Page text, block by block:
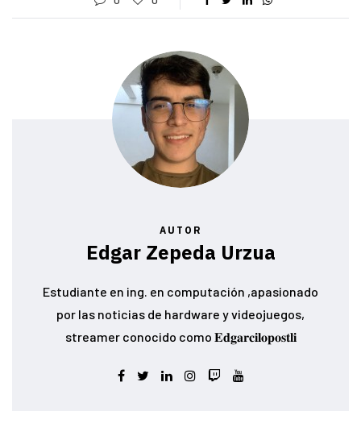
AUTOR
Edgar Zepeda Urzua
Estudiante en ing. en computación ,apasionado
por las noticias de hardware y videojuegos,
streamer conocido como 𝐄𝐝𝐠𝐚𝐫𝐜𝐢𝐥𝐨𝐩𝐨𝐬𝐭𝐥𝐢